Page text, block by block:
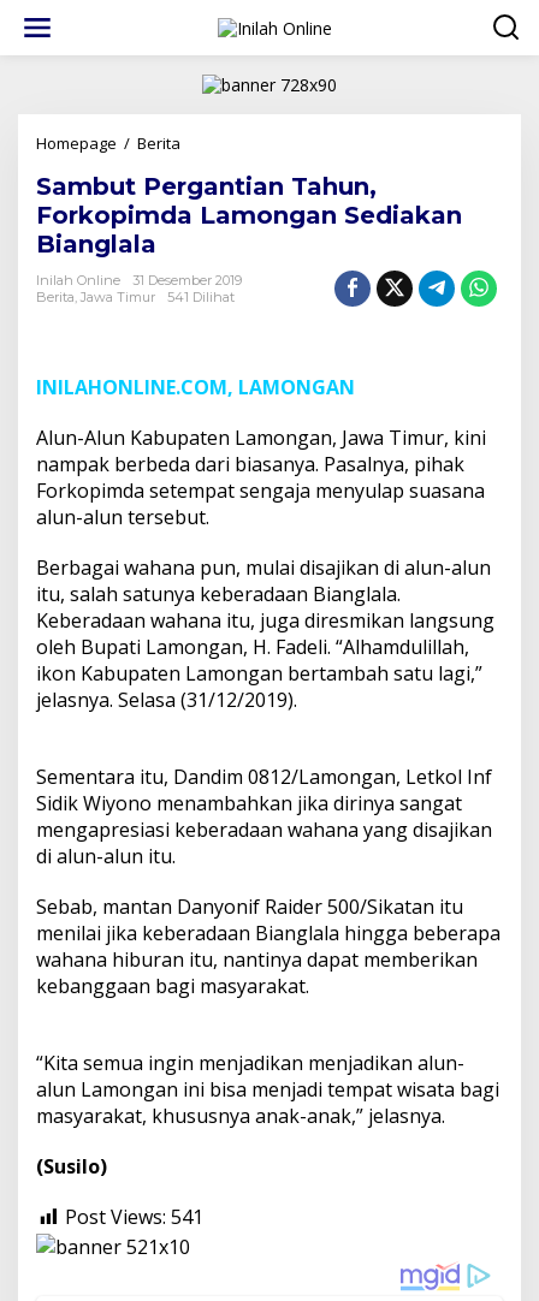
konten
Homepage / Berita
Tahun,
Forkopimda
Lamongan
Bianglala
Sambut Pergantian Tahun,
Forkopimda Lamongan Sediakan
Bianglala
Inilah Online
31 Desember 2019
Berita, Jawa Timur 541 Dilihat
INILAHONLINE.COM, LAMONGAN
Alun-Alun Kabupaten Lamongan, Jawa Timur, kini
nampak berbeda dari biasanya. Pasalnya, pihak
Forkopimda setempat sengaja menyulap suasana
alun-alun tersebut.
Berbagai wahana pun, mulai disajikan di alun-alun
itu, salah satunya keberadaan Bianglala.
Keberadaan wahana itu, juga diresmikan langsung
oleh Bupati Lamongan, H. Fadeli. “Alhamdulillah,
ikon Kabupaten Lamongan bertambah satu lagi,”
jelasnya. Selasa (31/12/2019).
Sementara itu, Dandim 0812/Lamongan, Letkol Inf
Sidik Wiyono menambahkan jika dirinya sangat
mengapresiasi keberadaan wahana yang disajikan
di alun-alun itu.
Sebab, mantan Danyonif Raider 500/Sikatan itu
menilai jika keberadaan Bianglala hingga beberapa
wahana hiburan itu, nantinya dapat memberikan
kebanggaan bagi masyarakat.
“Kita semua ingin menjadikan menjadikan alun-
alun Lamongan ini bisa menjadi tempat wisata bagi
masyarakat, khususnya anak-anak,” jelasnya.
(Susilo)
Post Views: 541